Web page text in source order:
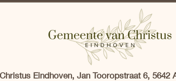
Eindhoven, Jan Tooropstraat 6, 5642